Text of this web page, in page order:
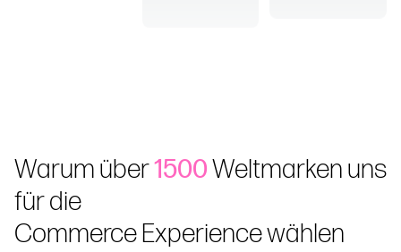
Warum über1500Weltmarken uns
für die
Commerce Experience wählen